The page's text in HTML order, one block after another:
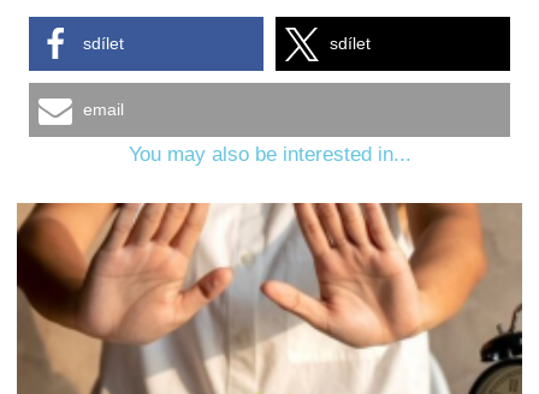
sdílet sdílet
email
You may also be interested in...